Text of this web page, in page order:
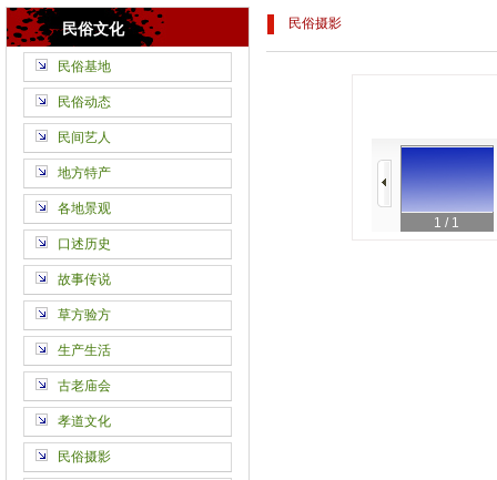
民俗文化
民俗基地
民俗动态
民间艺人
地方特产
各地景观
口述历史
故事传说
草方验方
生产生活
古老庙会
孝道文化
民俗摄影
民俗摄影
1 / 1